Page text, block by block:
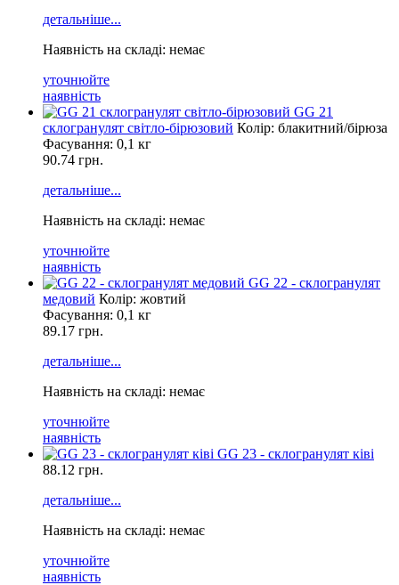
детальніше...
Наявність на складі: немає
уточнюйте
наявність
GG 21
склогранулят світло-бірюзовий Колір: блакитний/бірюза
Фасування: 0,1 кг
90.74 грн.
детальніше...
Наявність на складі: немає
уточнюйте
наявність
GG 22 - склогранулят
медовий Колір: жовтий
Фасування: 0,1 кг
89.17 грн.
детальніше...
Наявність на складі: немає
уточнюйте
наявність
GG 23 - склогранулят ківі
88.12 грн.
детальніше...
Наявність на складі: немає
уточнюйте
наявність